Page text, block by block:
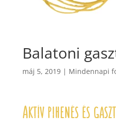
Balatoni
máj 5, 2019| Mindennapi
Aktív pihenés és